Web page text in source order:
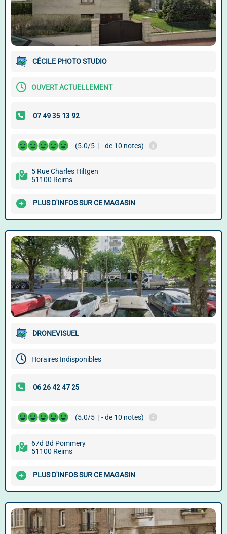
CÉCILE PHOTO STUDIO
OUVERT ACTUELLEMENT
(5.0/5 | - de 10 notes)
5 Rue Charles Hiltgen
51100 Reims
PLUS D'INFOS SUR CE MAGASIN
DRONEVISUEL
Horaires Indisponibles
(5.0/5 | - de 10 notes)
67d Bd Pommery
51100 Reims
PLUS D'INFOS SUR CE MAGASIN